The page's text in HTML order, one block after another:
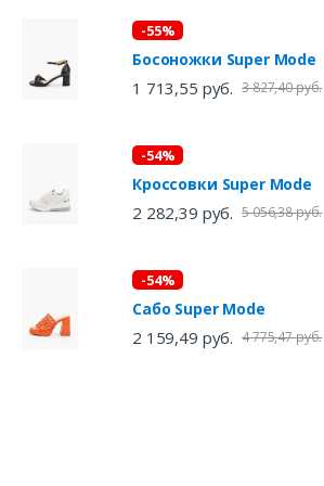
-55%
Босоножки Super Mode
1 713,55 руб. 3 827,40 руб.
-54%
Кроссовки Super Mode
2 282,39 руб. 5 056,38 руб.
-54%
Сабо Super Mode
2 159,49 руб. 4 775,47 руб.